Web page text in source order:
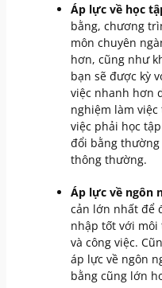
Áp lực về học
bằng, chương
môn chuyên
hơn, cũng như
bạn sẽ được kỳ
việc nhanh hơn
nghiệm làm
việc phải học
đổi bằng
thông thường.
Áp lực về ngôn
cản lớn nhất để
nhập tốt với
và công việc.
áp lực về ngôn
bằng cũng lớn